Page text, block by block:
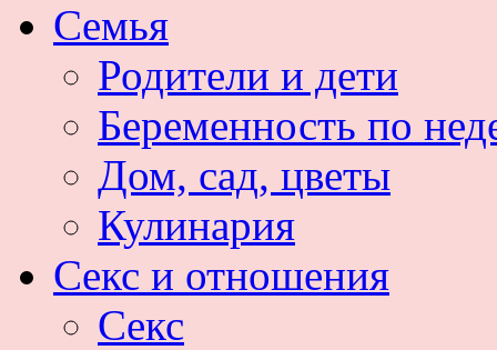
Семья
Родители и дети
Беременность по
Дом, сад, цветы
Кулинария
Секс и отношения
Секс